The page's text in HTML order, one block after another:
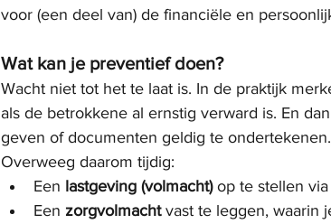
voor (een deel van) de financiële en
Wat kan je preventief doen?
Wacht niet tot het te laat is. In de praktijk
als de betrokkene al ernstig verward is. En
geven of documenten geldig te ondertekenen.
Overweeg daarom tijdig:
Een lastgeving (volmacht) op te stellen via
Een zorgvolmacht vast te leggen, waarin